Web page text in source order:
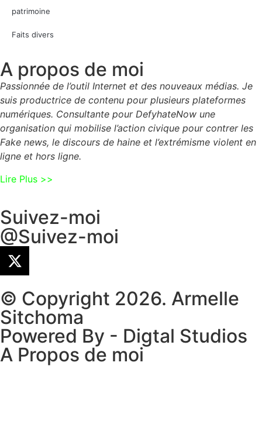
patrimoine
Faits divers
A propos de moi
Passionnée de l’outil Internet et des nouveaux médias. Je
suis productrice de contenu pour plusieurs plateformes
numériques. Consultante pour DefyhateNow une
organisation qui mobilise l’action civique pour contrer les
Fake news, le discours de haine et l’extrémisme violent en
ligne et hors ligne.
Lire Plus >>
Suivez-moi
@Suivez-moi
© Copyright 2026. Armelle
Sitchoma
Powered By - Digtal Studios
A Propos de moi